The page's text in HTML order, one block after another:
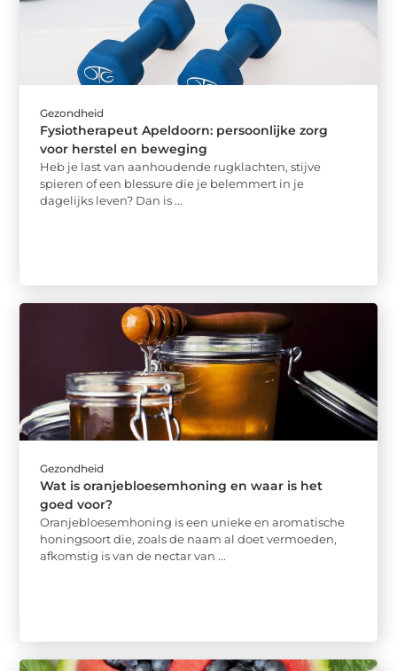
Gezondheid
Fysiotherapeut Apeldoorn: persoonlijke zorg
voor herstel en beweging
Heb je last van aanhoudende rugklachten, stijve
spieren of een blessure die je belemmert in je
dagelijks leven? Dan is ...
Gezondheid
Wat is oranjebloesemhoning en waar is het
goed voor?
Oranjebloesemhoning is een unieke en aromatische
honingsoort die, zoals de naam al doet vermoeden,
afkomstig is van de nectar van ...